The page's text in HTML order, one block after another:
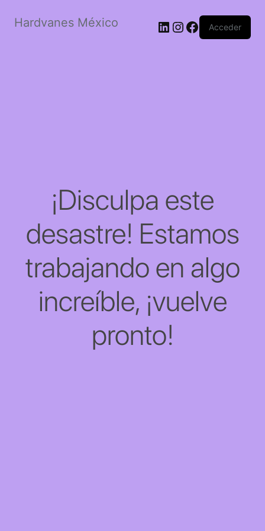
Hardvanes México LinkedIn
Instagram
Facebook
Acceder
¡Disculpa este
desastre! Estamos
trabajando en algo
increíble, ¡vuelve
pronto!